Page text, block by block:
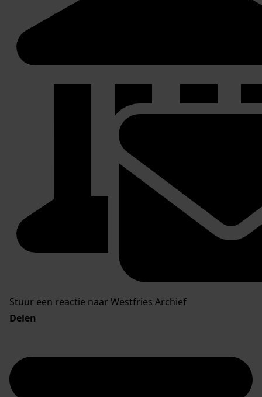
Stuur een reactie naar Westfries Archief
Delen